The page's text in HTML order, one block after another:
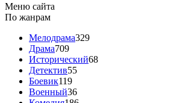
Меню сайта
По жанрам
Мелодрама329
Драма709
Исторический68
Детектив55
Боевик119
Военный36